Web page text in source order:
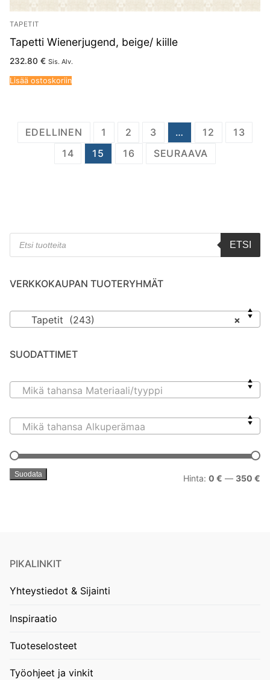
TAPETIT
Tapetti Wienerjugend, beige/ kiille
232.80 € Sis. Alv.
Lisää ostoskoriin
Artikkelien
sivutus
EDELLINEN 1 2 3 … 12
13
14
15 16 SEURAAVA
Products
search
ETSI
VERKKOKAUPAN TUOTERYHMÄT
×
Tapetit (243)
SUODATTIMET
Mikä tahansa Materiaali/tyyppi
Mikä tahansa Alkuperämaa
Suodata Hinta: 0 € — 350 €
PIKALINKIT
Yhteystiedot & Sijainti
Inspiraatio
Tuoteselosteet
Työohjeet ja vinkit